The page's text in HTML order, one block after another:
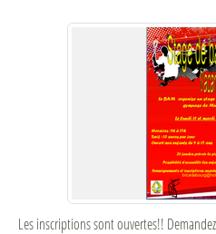
Les inscriptions sont ouvertes!!